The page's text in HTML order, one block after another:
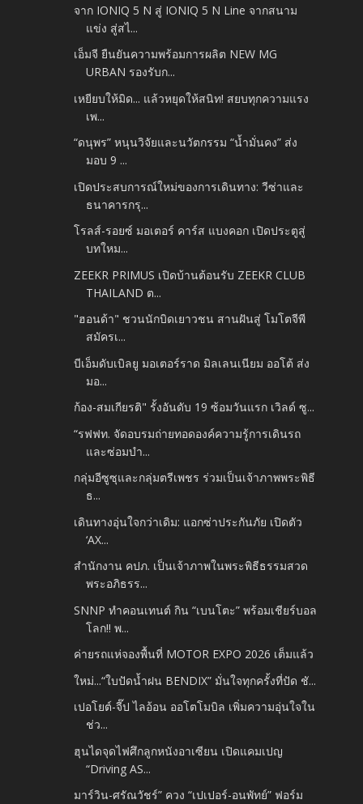
จาก IONIQ 5 N สู่ IONIQ 5 N Line จากสนาม
แข่ง สู่สไ...
เอ็มจี ยืนยันความพร้อมการผลิต NEW MG
URBAN รองรับก...
เหยียบให้มิด... แล้วหยุดให้สนิท! สยบทุกความแรง
เพ...
“ดนุพร” หนุนวิจัยและนวัตกรรม “น้ำมั่นคง” ส่ง
มอบ 9 ...
เปิดประสบการณ์ใหม่ของการเดินทาง: วีซ่าและ
ธนาคารกรุ...
โรลส์-รอยซ์ มอเตอร์ คาร์ส แบงคอก เปิดประตูสู่
บทใหม...
ZEEKR PRIMUS เปิดบ้านต้อนรับ ZEEKR CLUB
THAILAND ต...
"ฮอนด้า" ชวนนักบิดเยาวชน สานฝันสู่ โมโตจีพี
สมัครเ...
บีเอ็มดับเบิลยู มอเตอร์ราด มิลเลนเนียม ออโต้ ส่ง
มอ...
ก้อง-สมเกียรติ" รั้งอันดับ 19 ซ้อมวันแรก เวิลด์ ซู...
“รฟฟท. จัดอบรมถ่ายทอดองค์ความรู้การเดินรถ
และซ่อมบำ...
กลุ่มอีซูซุและกลุ่มตรีเพชร ร่วมเป็นเจ้าภาพพระพิธี
ธ...
เดินทางอุ่นใจกว่าเดิม: แอกซ่าประกันภัย เปิดตัว
‘AX...
สำนักงาน คปภ. เป็นเจ้าภาพในพระพิธีธรรมสวด
พระอภิธรร...
SNNP ทำคอนเทนต์ กิน “เบนโตะ” พร้อมเชียร์บอล
โลก!! พ...
ค่ายรถแห่จองพื้นที่ MOTOR EXPO 2026 เต็มแล้ว
ใหม่...“ใบปัดน้ำฝน BENDIX” มั่นใจทุกครั้งที่ปัด ชั...
เปอโยต์-จี๊ป ไลอ้อน ออโตโมบิล เพิ่มความอุ่นใจใน
ช่ว...
ฮุนไดจุดไฟศึกลูกหนังอาเซียน เปิดแคมเปญ
“Driving AS...
มาร์วิน-ศรัณวัชร์” ควง “เปเปอร์-อนพัทย์” ฟอร์ม